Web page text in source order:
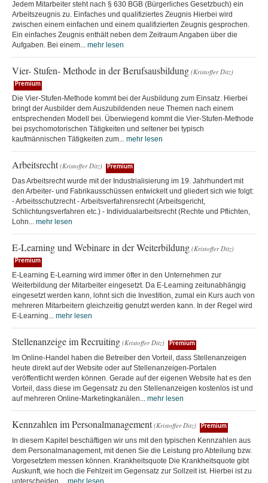
Jedem Mitarbeiter steht nach § 630 BGB (Bürgerliches Gesetzbuch) ein
Arbeitszeugnis zu. Einfaches und qualifiziertes Zeugnis Hierbei wird
zwischen einem einfachen und einem qualifizierten Zeugnis gesprochen.
Ein einfaches Zeugnis enthält neben dem Zeitraum Angaben über die
Aufgaben. Bei einem... mehr lesen
Vier- Stufen- Methode in der Berufsausbildung (Kristoffer Ditz)
Premium
Die Vier-Stufen-Methode kommt bei der Ausbildung zum Einsatz. Hierbei
bringt der Ausbilder dem Auszubildenden neue Themen nach einem
entsprechenden Modell bei. Überwiegend kommt die Vier-Stufen-Methode
bei psychomotorischen Tätigkeiten und seltener bei typisch
kaufmännischen Tätigkeiten zum... mehr lesen
Arbeitsrecht (Kristoffer Ditz) Premium
Das Arbeitsrecht wurde mit der Industrialisierung im 19. Jahrhundert mit
den Arbeiter- und Fabrikausschüssen entwickelt und gliedert sich wie folgt:
- Arbeitsschutzrecht - Arbeitsverfahrensrecht (Arbeitsgericht,
Schlichtungsverfahren etc.) - Individualarbeitsrecht (Rechte und Pflichten,
Lohn... mehr lesen
E-Learning und Webinare in der Weiterbildung (Kristoffer Ditz)
Premium
E-Learning E-Learning wird immer öfter in den Unternehmen zur
Weiterbildung der Mitarbeiter eingesetzt. Da E-Learning zeitunabhängig
eingesetzt werden kann, lohnt sich die Investition, zumal ein Kurs auch von
mehreren Mitarbeitern gleichzeitig genutzt werden kann. In der Regel wird
E-Learning... mehr lesen
Stellenanzeige im Recruiting (Kristoffer Ditz) Premium
Im Online-Handel haben die Betreiber den Vorteil, dass Stellenanzeigen
heute direkt auf der Website oder auf Stellenanzeigen-Portalen
veröffentlicht werden können. Gerade auf der eigenen Website hat es den
Vorteil, dass diese im Gegensatz zu den Stellenanzeigen kostenlos ist und
auf mehreren Online-Marketingkanälen... mehr lesen
Kennzahlen im Personalmanagement (Kristoffer Ditz) Premium
In diesem Kapitel beschäftigen wir uns mit den typischen Kennzahlen aus
dem Personalmanagement, mit denen Sie die Leistung pro Abteilung bzw.
Vorgesetztem messen können. Krankheitsquote Die Krankheitsquote gibt
Auskunft, wie hoch die Fehlzeit im Gegensatz zur Sollzeit ist. Hierbei ist zu
unterscheiden,... mehr lesen